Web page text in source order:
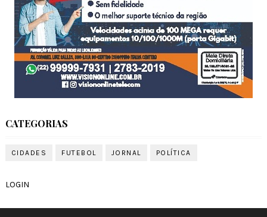
CATEGORIAS
CIDADES FUTEBOL JORNAL POLÍTICA
LOGIN